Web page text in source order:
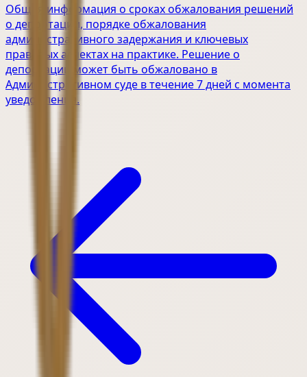
Общая информация о сроках обжалования решений
о депортации, порядке обжалования
административного задержания и ключевых
правовых аспектах на практике. Решение о
депортации может быть обжаловано в
Административном суде в течение 7 дней с момента
уведомления.